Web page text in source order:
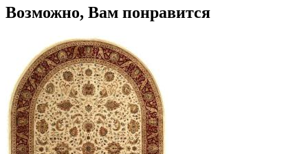
Возможно, Вам понравится